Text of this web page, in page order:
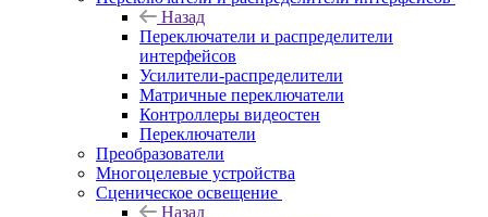
Назад
Переключатели и распределители
интерфейсов
Усилители-распределители
Матричные переключатели
Контроллеры видеостен
Переключатели
Преобразователи
Многоцелевые устройства
Сценическое освещение
Назад